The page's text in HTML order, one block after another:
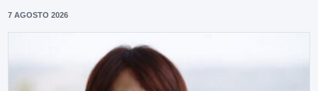
7 AGOSTO 2026